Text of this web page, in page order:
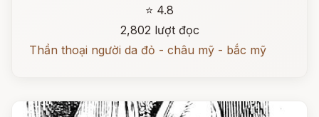
⭐ 4.8
2,802 lượt đọc
Thần thoại người da đỏ - châu mỹ - bắc mỹ